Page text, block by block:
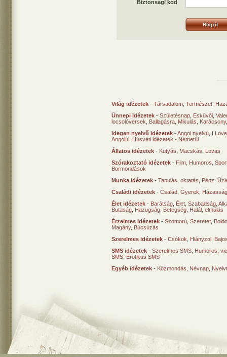
Biztonsági kód
Világ idézetek - Társadalom Természet
Ünnepi idézetek - Születésnap Esküvői
locsolóversek
Ballagásra Mikulás Karácsony
Idegen nyelvű idézetek -Angol nyelvű I
Angolul Húsvéti idézetek - Németül
Állatos idézetek - Kutyás Macskás
Lovas
Szórakoztató idézetek - Film Humoros
Bormondások
Munka idézetek - Tanulás, oktatás Pénz
Családi idézetek - Család Gyerek
Élet idézetek - Barátság Élet Szabadság
Butaság Hazugság Betegség Halál, elmúlás
Érzelmes idézetek - Szomorú Szeretet
Magány, Búcsúzás
Szerelmes idézetek - Csókok Hiányzol
SMS idézetek - Szerelmes SMS Humoros,
SMS Erotikus SMS
Egyéb idézetek - Közmondás Névnap